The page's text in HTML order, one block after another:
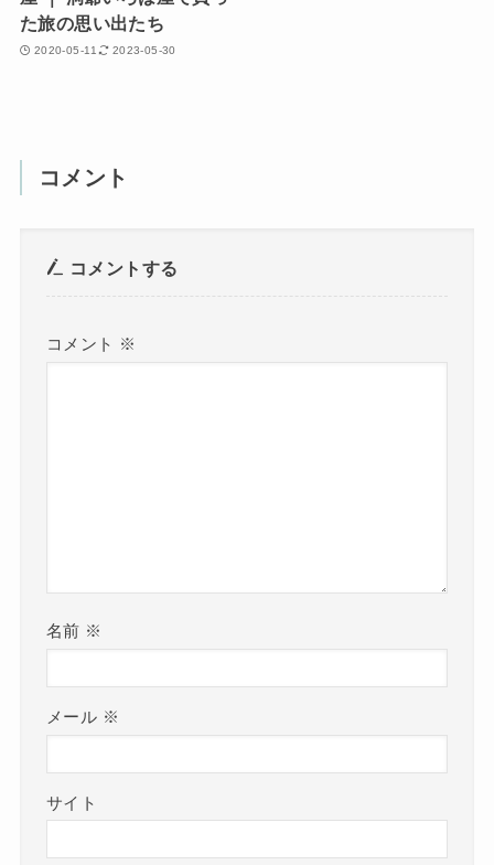
た旅の思い出たち
2020-05-11 2023-05-30
コメント
コメントする
コメント ※
名前 ※
メール ※
サイト